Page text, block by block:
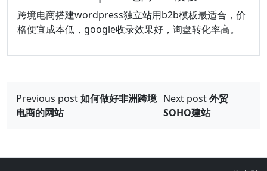
跨境电商搭建wordpress独立站用b2b模板最适合，价
格便宜成本低，google收录效果好，询盘转化率高。
文
章
Previous post如何做好非洲跨境
电商的网站
Next post外贸
SOHO建站